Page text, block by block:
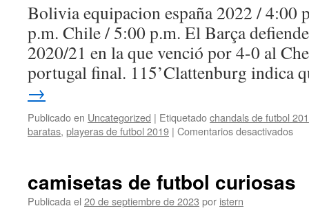
Bolivia equipacion españa 2022 / 4:00
p.m. Chile / 5:00 p.m. El Barça
2020/21 en la que venció por 4-0 al
portugal final. 115’Clattenburg indica
→
Publicado en Uncategorized | Etiquetadochandals de futbol
baratas, playeras de futbol 2019 | Comentarios desactivadosen
camisetas de futbol curiosas
Publicada el 20 de septiembre de 2023 por istern